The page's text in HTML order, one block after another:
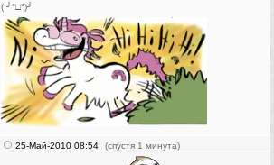
( ╯°□°)╯
25-Май-2010 08:54 (спустя 1 минута)